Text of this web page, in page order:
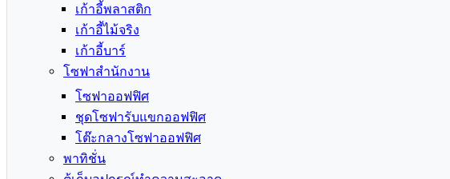
เก้าอี้พลาสติก
เก้าอี้ไม้จริง
เก้าอี้บาร์
โซฟาสำนักงาน
โซฟาออฟฟิศ
ชุดโซฟารับแขกออฟฟิศ
โต๊ะกลางโซฟาออฟฟิศ
พาทิชั่น